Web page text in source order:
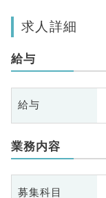
求人詳細
給与
給与
業務内容
募集科目